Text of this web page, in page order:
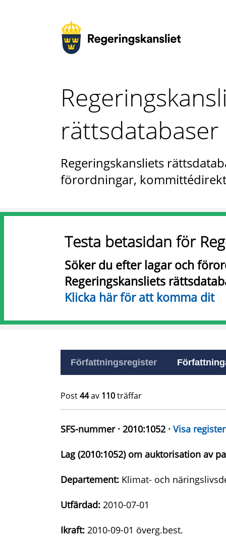
rättsdatabaser
Regeringskansliets
förordningar,
Testa betasidan för
Söker du efter lagar och
Regeringskansliets
Klicka här för att komma dit
Författningsregister
Post44av 110träffar
SFS-nummer · 2010:1052 · Visa register
Lag (2010:1052) om auktorisation av
Departement: Klimat- och
Utfärdad: 2010-07-01
Ikraft: 2010-09-01 överg.best.